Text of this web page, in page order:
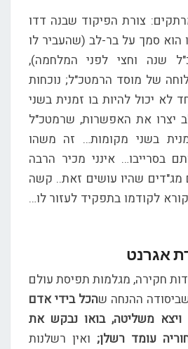
צורת הפיקוד שבנה דדו
הוא סמך על בר-לב (שהעביר לו
שנה וחצי לפני המלחמה),
של מוסד הרמטכ"ל; נוכחות
לא יכול להיות בו זמנית בשני
יצרו את האפשרות, שרמטכ"ל
בשני מקומות… זה משהו
בסרייבו… אינני מכיר הרבה
מג"דים שהיו עושים זאת.. קשה
לקודמו בתפקיד לעזור לו…
אגרנט
חקירה, מגלמות תפיסת עולם
ההנחה שהכל בידי אדם
משליטה, בואו נבקש את
עומד רשלן;ואין רשלנות